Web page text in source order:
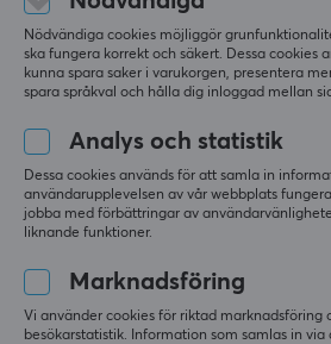
Wicked Cushions
FreeZe Nova Pro
Wireless Öronkuddar -
(67)
Razer
(39)
Nödvändiga cookies möjliggör
ska fungera korrekt och säkert. Dessa cookies
kunna spara saker i varukorgen, presentera
spara språkval och hålla dig inloggad mellan
Analys och statistik
Dessa cookies används för att samla in
användarupplevelsen av vår webbplats
jobba med förbättringar av
liknande funktioner.
Marknadsföring
Vi använder cookies för riktad marknadsföring
besökarstatistik. Information som samlas in via